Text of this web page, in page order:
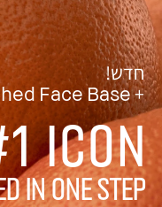
חדש!
Face Base +
ICON
IN ONE STEP